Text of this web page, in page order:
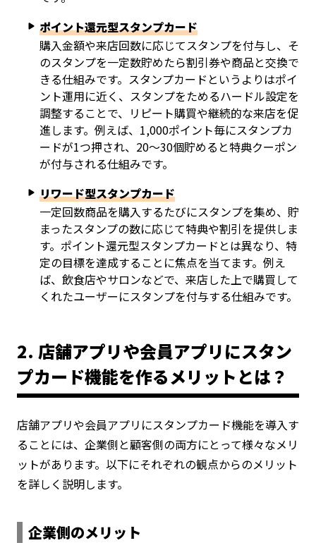
ポイント還元型スタンプカード
購入金額や来店回数に応じてスタンプを付与し、そ
のスタンプを一定数貯めたら割引券や商品と交換で
きる仕組みです。スタンプカードというよりはポイ
ント運用に近く、スタンプをためるハードル設定を
調整することで、リピート購買や継続的な来店を促
進します。例えば、1,000ポイント毎にスタンプカ
ードが1つ押され、20～30個貯めると特典クーポン
が付与される仕組みです。
リワード型スタンプカード
一定回数商品を購入するたびにスタンプを集め、貯
まったスタンプの数に応じて特典や割引を提供しま
す。ポイント還元型スタンプカードとは異なり、特
定の目標を達成することに焦点を当てます。例え
ば、飲食店やサロンなどで、来店した上で購買して
くれたユーザーにスタンプを付与する仕組みです。
2. 店舗アプリや会員アプリにスタン
プカード機能を作るメリットとは？
店舗アプリや会員アプリにスタンプカード機能を導入す
ることには、企業側と顧客側の両方にとって様々なメリ
ットがあります。以下にそれぞれの観点からのメリット
を詳しく説明します。
企業側のメリット